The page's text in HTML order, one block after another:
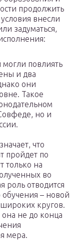
продолжить
внесли
задуматься,
повлиять
и два
они
Такое
но и
что
пройдет по
только на
во
роль отводится
обучения – новой
кругов.
она не до конца
мера.